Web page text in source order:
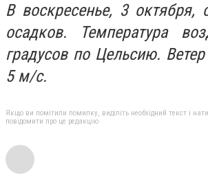
В воскресенье, 3 октября,
осадков. Температура
градусов по Цельсию.
5 м/с.
Якщо ви помітили помилку, виділіть необхідний текст і
повідомити про це редакцію